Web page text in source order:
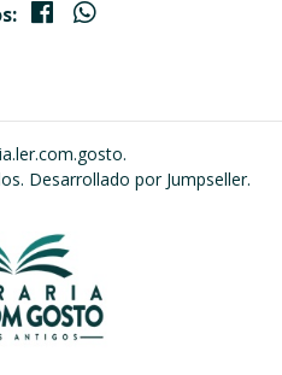
Desarrollado por Jumpseller.